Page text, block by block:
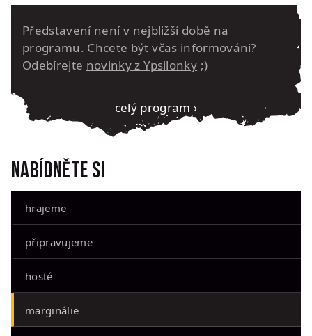
Nabídněte si
hrajeme
připravujeme
hosté
marginálie
Představení není v nejbližší době na
programu. Chcete být včas informováni?
Odebírejte novinky z Ypsilonky ;)
Celý program ›